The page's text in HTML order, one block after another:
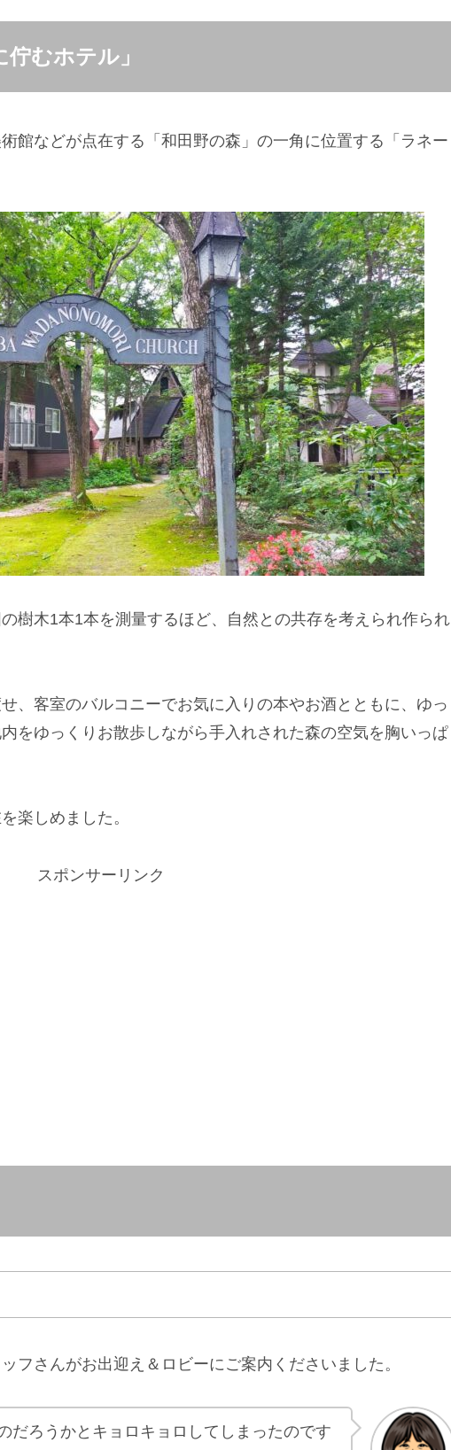
むホテル」
館などが点在する「和田野の森」の一角に位置する「ラネー
樹木1本1本を測量するほど、自然との共存を考えられ作られ
、客室のバルコニーでお気に入りの本やお酒とともに、ゆっ
をゆっくりお散歩しながら手入れされた森の空気を胸いっぱ
楽しめました。
スポンサーリンク
フさんがお出迎え＆ロビーにご案内くださいました。
だろうかとキョロキョロしてしまったのです